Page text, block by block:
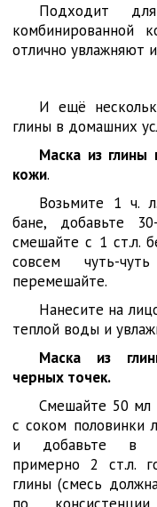
Подходит
комбинированной
отлично увлажняют
И ещё
глины в домашних
Маска из глины
кожи.
Возьмите 1 ч.
бане, добавьте
смешайте с 1 ст.л.
совсем чуть-
перемешайте.
Нанесите на
теплой воды и
Маска из
черных точек.
Смешайте 50 мл
с соком половинки
и добавьте в
примерно 2 ст.л.
глины (смесь